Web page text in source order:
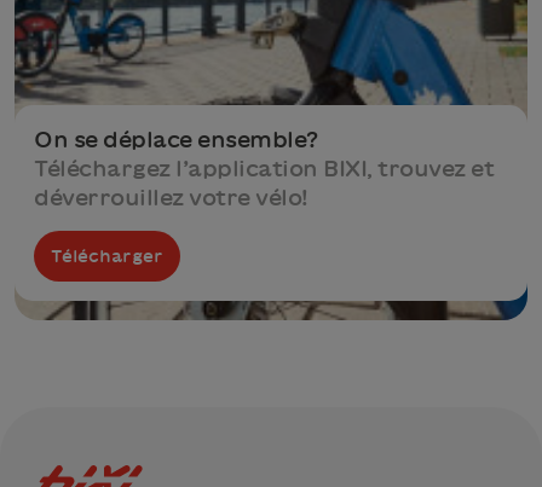
On se déplace ensemble?
Téléchargez l’application BIXI, trouvez et
déverrouillez votre vélo!
Télécharger
Logo Bixi Montréal